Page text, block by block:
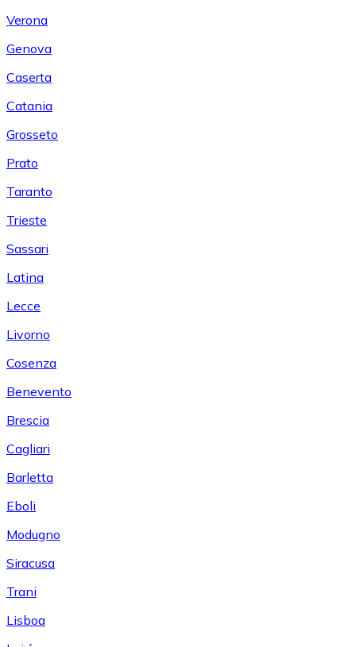
Verona
Genova
Caserta
Catania
Grosseto
Prato
Taranto
Trieste
Sassari
Latina
Lecce
Livorno
Cosenza
Benevento
Brescia
Cagliari
Barletta
Eboli
Modugno
Siracusa
Trani
Lisboa